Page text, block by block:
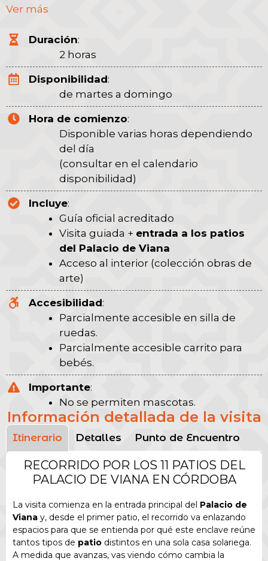
y 2,5 horas, en el entorno de la
histórica de la ciudad más allá del eje más
transitado del centro.
Ver más
Duración:
2 horas
Disponibilidad:
de martes a domingo
Hora de comienzo:
Disponible varias horas dependiendo
del día
(consultar en el calendario
disponibilidad)
Incluye:
Guía oficial acreditado
Visita guiada + entrada a los patios
del Palacio de Viana
Acceso al interior (colección obras de
arte)
Accesibilidad:
Parcialmente accesible en silla de
ruedas.
Parcialmente accesible carrito para
bebés.
Importante:
No se permiten mascotas.
Información detallada de la visita
Itinerario Detalles Punto de Encuentro
RECORRIDO POR LOS 11 PATIOS DEL
PALACIO DE VIANA EN CÓRDOBA
La visita comienza en la entrada principal del Palacio de
Viana y, desde el primer patio, el recorrido va enlazando
espacios para que se entienda por qué este enclave reúne
tantos tipos de patio distintos en una sola casa solariega.
A medida que avanzas, vas viendo cómo cambia la